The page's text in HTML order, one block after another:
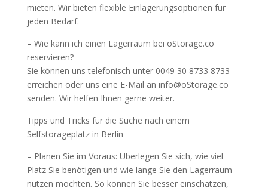
mieten. Wir bieten flexible Einlagerungsoptionen für
jeden Bedarf.
– Wie kann ich einen Lagerraum bei oStorage.co
reservieren?
Sie können uns telefonisch unter 0049 30 8733 8733
erreichen oder uns eine E-Mail an info@oStorage.co
senden. Wir helfen Ihnen gerne weiter.
Tipps und Tricks für die Suche nach einem
Selfstorageplatz in Berlin
– Planen Sie im Voraus: Überlegen Sie sich, wie viel
Platz Sie benötigen und wie lange Sie den Lagerraum
nutzen möchten. So können Sie besser einschätzen,